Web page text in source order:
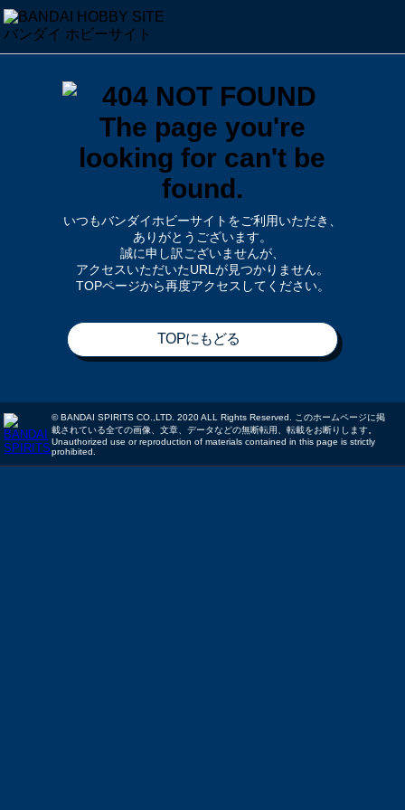
いつもバンダイホビーサイトをご利用いただき、
ありがとうございます。
誠に申し訳ございませんが、
アクセスいただいたURLが見つかりません。
TOPページから再度アクセスしてください。
TOPにもどる
© BANDAI SPIRITS CO.,LTD. 2020 ALL Rights Reserved. このホームページに掲
載されている全ての画像、文章、データなどの無断転用、転載をお断りします。
Unauthorized use or reproduction of materials contained in this page is strictly
prohibited.